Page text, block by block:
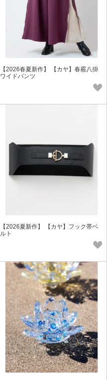
【2026春夏新作】 【カヤ】春霰八掛
ワイドパンツ
【2026夏新作】 【カヤ】フック帯ベ
ルト